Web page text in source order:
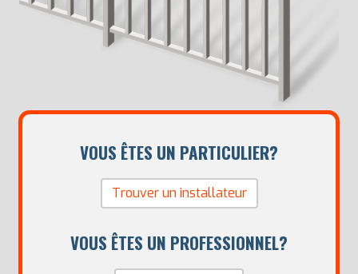
VOUS ÊTES UN PARTICULIER?
Trouver un installateur
VOUS ÊTES UN PROFESSIONNEL?